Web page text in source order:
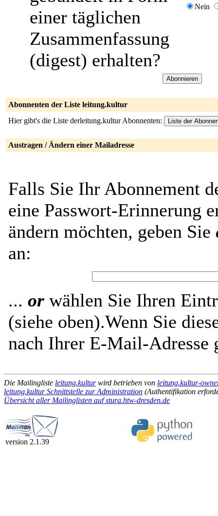
einer täglichen
Zusammenfassung
(digest) erhalten?
Nein
Abonnenten der Liste leitung.kultur
Hier gibt's die Liste derleitung.kultur Abonnenten:
Austragen / Ändern einer Mailadresse
Falls Sie Ihr Abonnement
eine Passwort-Erinnerung
ändern möchten, geben Sie
an:
... or wählen Sie Ihren
(siehe oben).Wenn Sie
nach Ihrer E-Mail-Adresse
Die Mailingliste leitung.kulturwird betrieben von leitung.kultur-
leitung.kultur Schnittstelle zur Administration (Authentifikation
Übersicht aller Mailinglisten auf stura.htw-dresden.de
version 2.1.39